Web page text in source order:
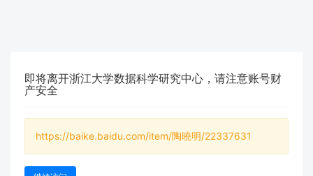
即将离开浙江大学数据科学研究中心，请注意账号财
产安全
https://baike.baidu.com/item/陶曉明/22337631